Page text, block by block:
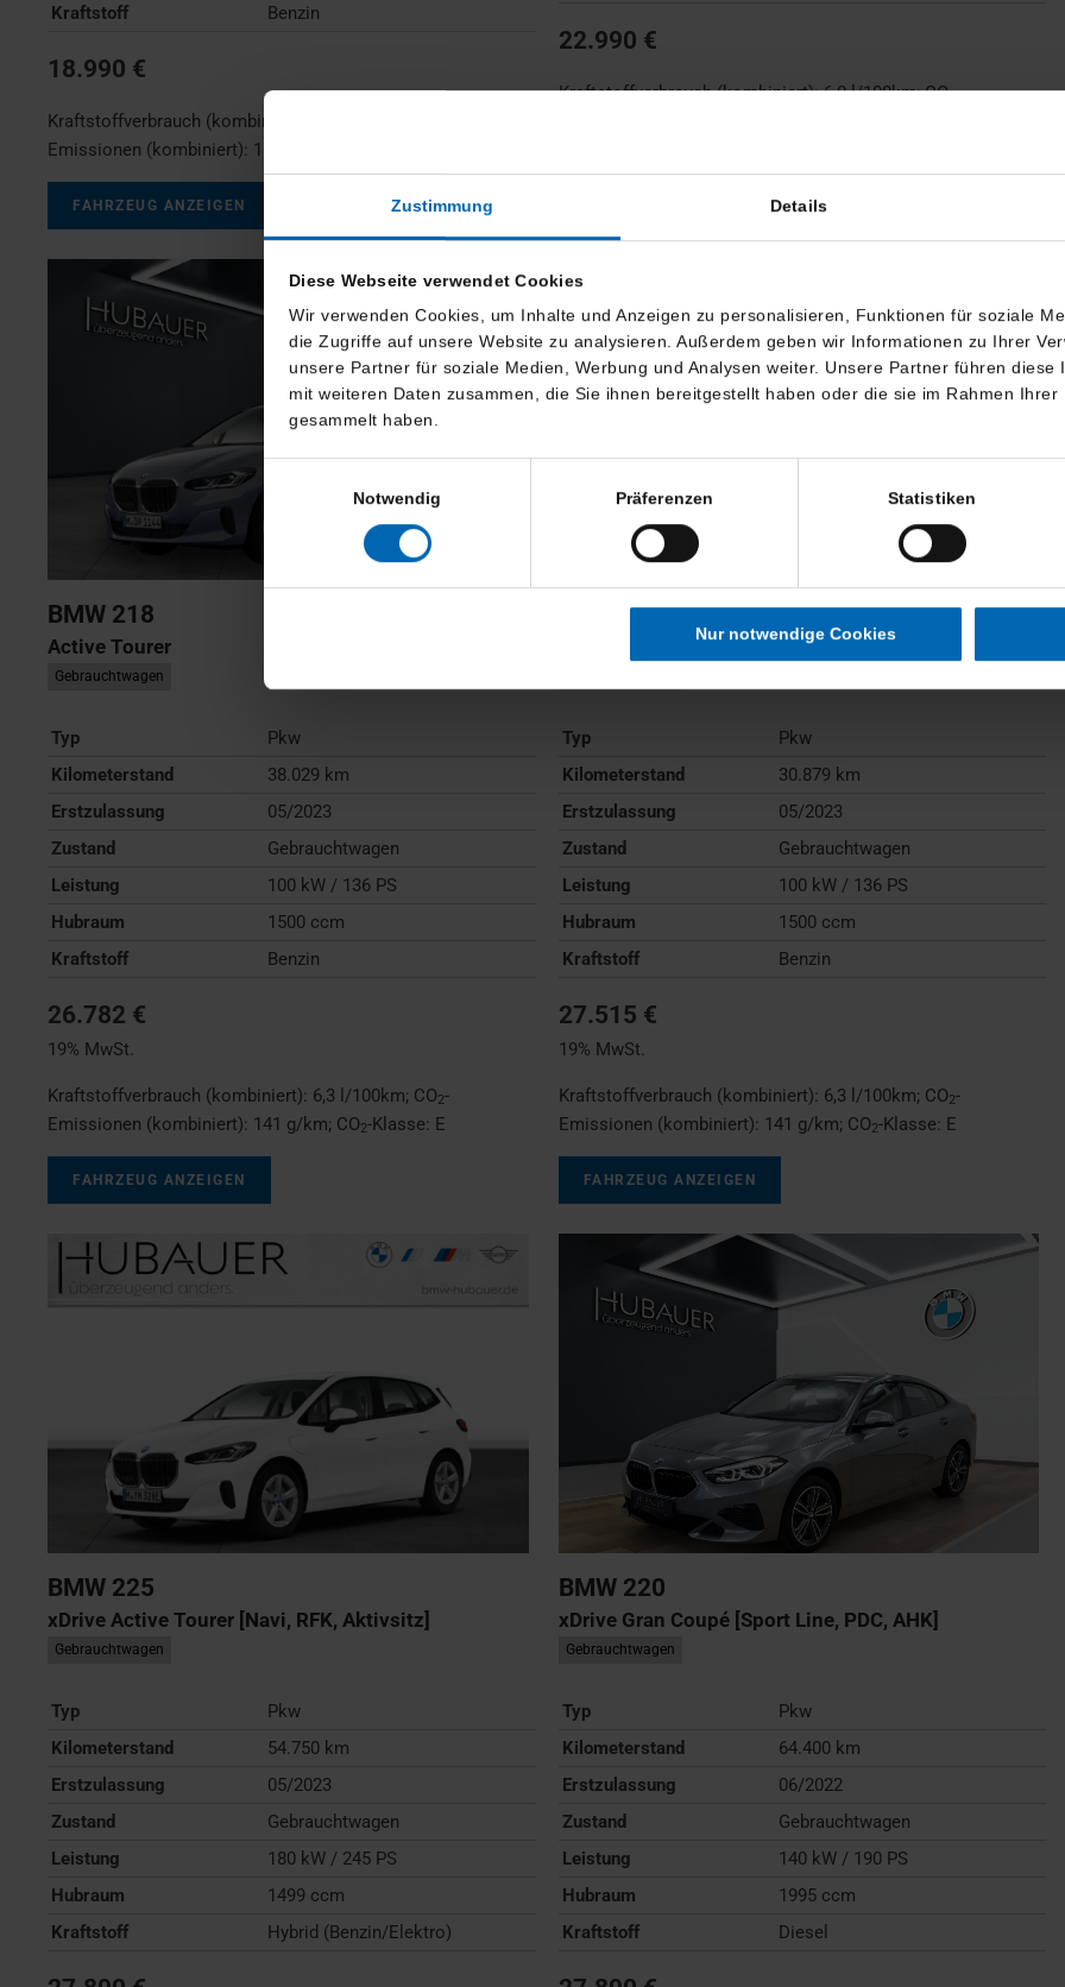
Zustimmung Details
Diese Webseite verwendet Cookies
Wir verwenden Cookies, um Inhalte und Anzeigen zu personalisieren, Funktionen für soziale
die Zugriffe auf unsere Website zu analysieren. Außerdem geben wir Informationen zu Ihrer
unsere Partner für soziale Medien, Werbung und Analysen weiter. Unsere Partner führen diese
mit weiteren Daten zusammen, die Sie ihnen bereitgestellt haben oder die sie im Rahmen Ihrer
gesammelt haben.
Notwendig
Präferenzen Statistiken
Nur notwendige Cookies
Kraftstoff
Benzin
18.990 €
Kraftstoffverbrauch (kombiniert):
Emissionen (kombiniert): 159 g/km
FAHRZEUG ANZEIGEN
22.990 €
Kraftstoffverbrauch (kombiniert):6,0 l/100km;CO -
FAHRZEUG ANZEIGEN
BMW 218
Active Tourer
Gebrauchtwagen
Typ
Pkw
Kilometerstand
38.029 km
Erstzulassung
05/2023
Zustand
Gebrauchtwagen
Leistung
100 kW / 136 PS
Hubraum
1500 ccm
Kraftstoff
Benzin
26.782 €
19% MwSt.
Kraftstoffverbrauch (kombiniert): 6,3 l/100km; CO2-
Emissionen (kombiniert): 141 g/km; CO2-Klasse: E
FAHRZEUG ANZEIGEN
218
Typ
Pkw
Kilometerstand
30.879 km
Erstzulassung
05/2023
Zustand
Gebrauchtwagen
Leistung
100 kW / 136 PS
Hubraum
1500 ccm
Kraftstoff
Benzin
27.515 €
19% MwSt.
Kraftstoffverbrauch (kombiniert): 6,3 l/100km; CO2-
Emissionen (kombiniert): 141 g/km; CO2-Klasse: E
FAHRZEUG ANZEIGEN
BMW 225
xDrive Active Tourer [Navi, RFK, Aktivsitz]
Gebrauchtwagen
Typ
Pkw
Kilometerstand
54.750 km
Erstzulassung
05/2023
Zustand
Gebrauchtwagen
Leistung
180 kW / 245 PS
Hubraum
1499 ccm
Kraftstoff
Hybrid (Benzin/Elektro)
BMW 220
xDrive Gran Coupé [Sport Line, PDC, AHK]
Gebrauchtwagen
Typ
Pkw
Kilometerstand
64.400 km
Erstzulassung
06/2022
Zustand
Gebrauchtwagen
Leistung
140 kW / 190 PS
Hubraum
1995 ccm
Kraftstoff
Diesel